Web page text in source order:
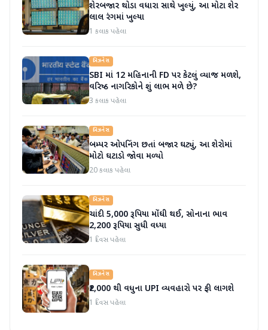
શેરબજાર થોડા વધારા સાથે ખુલ્યું, આ મોટા શેર
લાલ રંગમાં ખુલ્યા
1 કલાક પહેલા
બિઝનેસ
SBI માં 12 મહિનાની FD પર કેટલું વ્યાજ મળશે,
વરિષ્ઠ નાગરિકોને શું લાભ મળે છે?
3 કલાક પહેલા
બિઝનેસ
બમ્પર ઓપનિંગ છતાં બજાર ઘટ્યું, આ શેરોમાં
મોટો ઘટાડો જોવા મળ્યો
20 કલાક પહેલા
બિઝનેસ
ચાંદી 5,000 રૂપિયા મોંઘી થઈ, સોનાના ભાવ
2,200 રૂપિયા સુધી વધ્યા
1 દિવસ પહેલા
બિઝનેસ
₹2,000 થી વધુના UPI વ્યવહારો પર ફી લાગશે
1 દિવસ પહેલા